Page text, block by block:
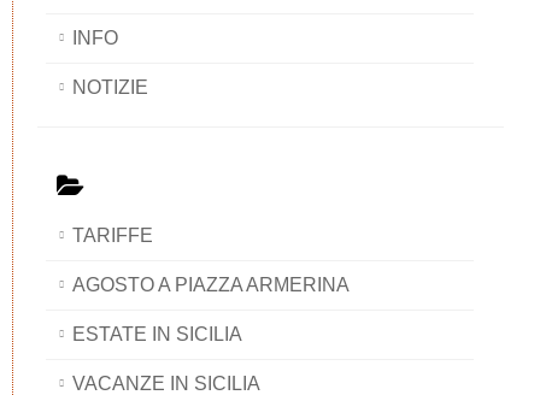
INFO
NOTIZIE
TARIFFE
AGOSTO A PIAZZA ARMERINA
ESTATE IN SICILIA
VACANZE IN SICILIA